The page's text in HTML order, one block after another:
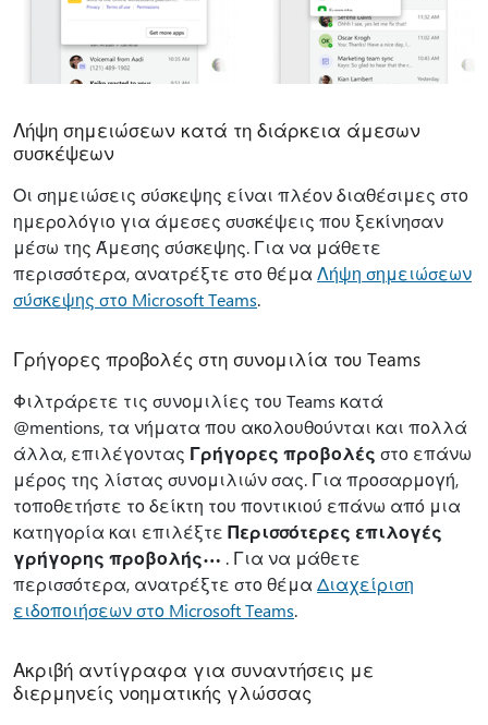
Λήψη σημειώσεων κατά τη διάρκεια άμεσων
συσκέψεων
Οι σημειώσεις σύσκεψης είναι πλέον διαθέσιμες στο
ημερολόγιο για άμεσες συσκέψεις που ξεκίνησαν
μέσω της Άμεσης σύσκεψης. Για να μάθετε
περισσότερα, ανατρέξτε στο θέμα Λήψη σημειώσεων
σύσκεψης στο Microsoft Teams.
Γρήγορες προβολές στη συνομιλία του Teams
Φιλτράρετε τις συνομιλίες του Teams κατά
@mentions, τα νήματα που ακολουθούνται και πολλά
άλλα, επιλέγοντας Γρήγορες προβολές στο επάνω
μέρος της λίστας συνομιλιών σας. Για προσαρμογή,
τοποθετήστε το δείκτη του ποντικιού επάνω από μια
κατηγορία και επιλέξτε Περισσότερες επιλογές
γρήγορης προβολής
. Για να μάθετε
περισσότερα, ανατρέξτε στο θέμα Διαχείριση
ειδοποιήσεων στο Microsoft Teams.
Ακριβή αντίγραφα για συναντήσεις με
διερμηνείς νοηματικής γλώσσας